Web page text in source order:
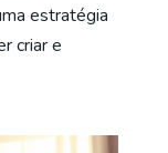
estratégia
criar e